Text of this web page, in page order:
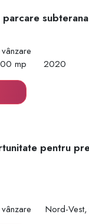
mp 2020
pentru
Nord-